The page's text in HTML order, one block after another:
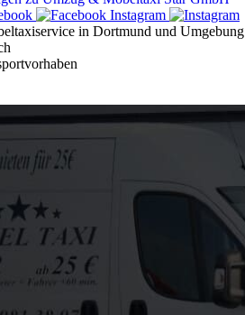
Instagram
in Dortmund und Umgebung